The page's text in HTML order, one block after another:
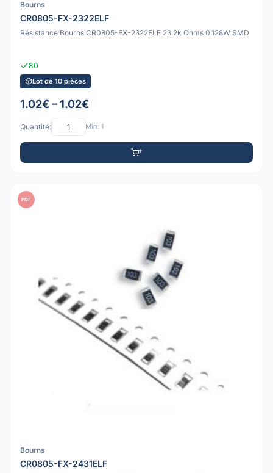
Bourns
CR0805-FX-2322ELF
Résistance Bourns CR0805-FX-2322ELF 23.2k Ohms 0.128W SMD
80
Lot de 10 pièces
1.02€ – 1.02€
Quantité: Min: 1
PDF
Bourns
CR0805-FX-2431ELF